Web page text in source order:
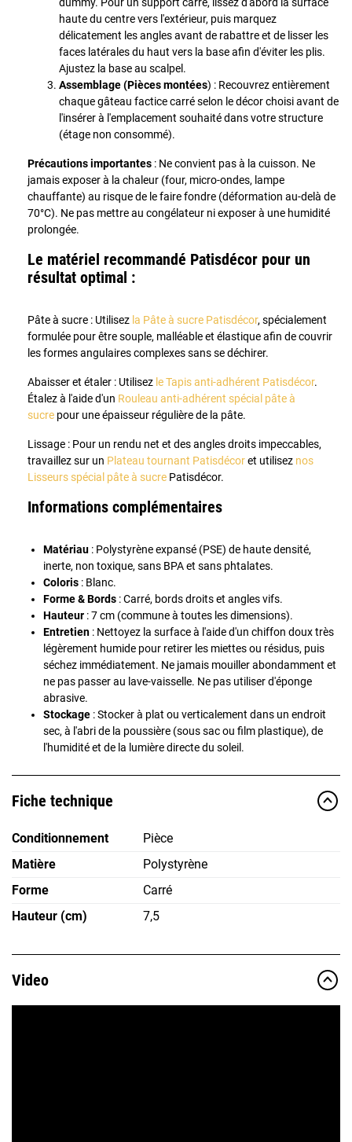
haute du centre vers l'extérieur, puis marquez
délicatement les angles avant de rabattre et de lisser les
faces latérales du haut vers la base afin d'éviter les plis.
Ajustez la base au scalpel.
Assemblage (Pièces montées) : Recouvrez entièrement
chaque gâteau factice carré selon le décor choisi avant de
l'insérer à l'emplacement souhaité dans votre structure
(étage non consommé).
Précautions importantes : Ne convient pas à la cuisson. Ne
jamais exposer à la chaleur (four, micro-ondes, lampe
chauffante) au risque de le faire fondre (déformation au-delà de
70°C). Ne pas mettre au congélateur ni exposer à une humidité
prolongée.
Le matériel recommandé Patisdécor pour un
résultat optimal :
Pâte à sucre : Utilisez la Pâte à sucre Patisdécor, spécialement
formulée pour être souple, malléable et élastique afin de couvrir
les formes angulaires complexes sans se déchirer.
Abaisser et étaler : Utilisez le Tapis anti-adhérent Patisdécor.
Étalez à l'aide d'un Rouleau anti-adhérent spécial pâte à
sucre pour une épaisseur régulière de la pâte.
Lissage : Pour un rendu net et des angles droits impeccables,
travaillez sur un Plateau tournant Patisdécoret utilisez nos
Lisseurs spécial pâte à sucre Patisdécor.
Informations complémentaires
Matériau : Polystyrène expansé (PSE) de haute densité,
inerte, non toxique, sans BPA et sans phtalates.
Coloris : Blanc.
Forme & Bords : Carré, bords droits et angles vifs.
Hauteur : 7 cm (commune à toutes les dimensions).
Entretien : Nettoyez la surface à l'aide d'un chiffon doux très
légèrement humide pour retirer les miettes ou résidus, puis
séchez immédiatement. Ne jamais mouiller abondamment et
ne pas passer au lave-vaisselle. Ne pas utiliser d'éponge
abrasive.
Stockage : Stocker à plat ou verticalement dans un endroit
sec, à l'abri de la poussière (sous sac ou film plastique), de
l'humidité et de la lumière directe du soleil.
Fiche technique
Conditionnement
Pièce
Matière
Polystyrène
Forme
Carré
Hauteur (cm)
7,5
Video